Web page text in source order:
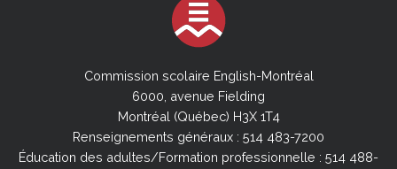
Commission scolaire English-Montréal
6000, avenue Fielding
Montréal (Québec) H3X 1T4
Renseignements généraux : 514 483-7200
Éducation des adultes/Formation professionnelle : 514 488-